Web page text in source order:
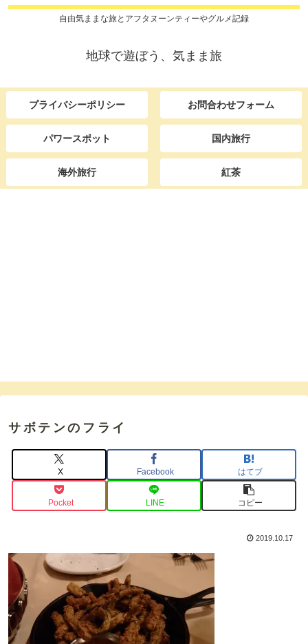
自由気ままな旅とアフタヌーンティーやグルメ記録
地球で遊ぼう、気まま旅
プライバシーポリシー お問合わせフォーム
パワースポット 国内旅行
海外旅行 紅茶
サボテンのフライ
X Facebook はてブ
Pocket LINE コピー
2019.10.17